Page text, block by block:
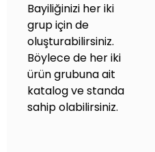
Bayiliğinizi her iki
grup için de
oluşturabilirsiniz.
Böylece de her iki
ürün grubuna ait
katalog ve standa
sahip olabilirsiniz.